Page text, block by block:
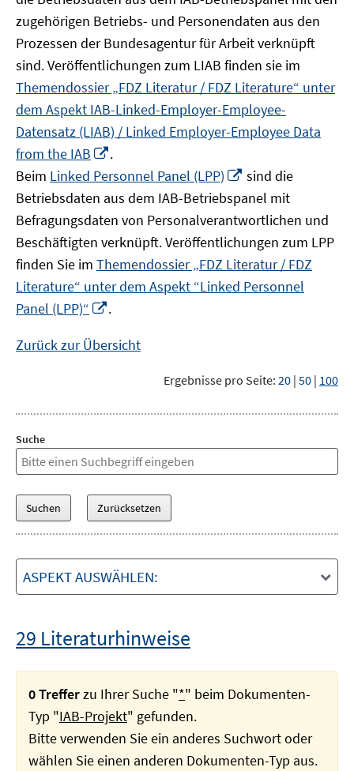
Fenster
öffnen
zugehörigen Betriebs- und Personendaten aus den
Prozessen der Bundesagentur für Arbeit verknüpft
sind. Veröffentlichungen zum LIAB finden sie im
Themendossier „FDZ Literatur / FDZ Literature“ unter
dem Aspekt IAB-Linked-Employer-Employee-
Datensatz (LIAB) / Linked Employer-Employee Data
from the IAB
neuem
Fenster
öffnen
.
Beim Linked Personnel Panel (LPP)
In
neuem
Fenster
öffnen
sind die
Betriebsdaten aus dem IAB-Betriebspanel mit
Befragungsdaten von Personalverantwortlichen und
Beschäftigten verknüpft. Veröffentlichungen zum LPP
finden Sie im Themendossier „FDZ Literatur / FDZ
Literature“ unter dem Aspekt “Linked Personnel
Panel (LPP)“
Fenster
.
Zurück zur Übersicht
Ergebnisse pro Seite: 20 | 50 | 100
Suche
ASPEKT AUSWÄHLEN:
29 Literaturhinweise
0 Trefferzu Ihrer Suche "*" beim Dokumenten-
Typ "IAB-Projekt" gefunden.
Bitte verwenden Sie ein anderes Suchwort oder
wählen Sie einen anderen Dokumenten-Typ aus.